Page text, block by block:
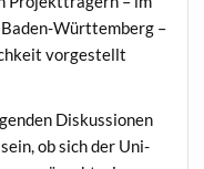
Württemberg –
vorgestellt
Diskussionen
ob sich der Uni-